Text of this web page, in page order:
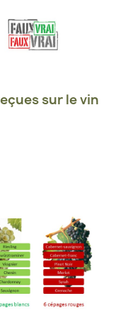
sur le vin